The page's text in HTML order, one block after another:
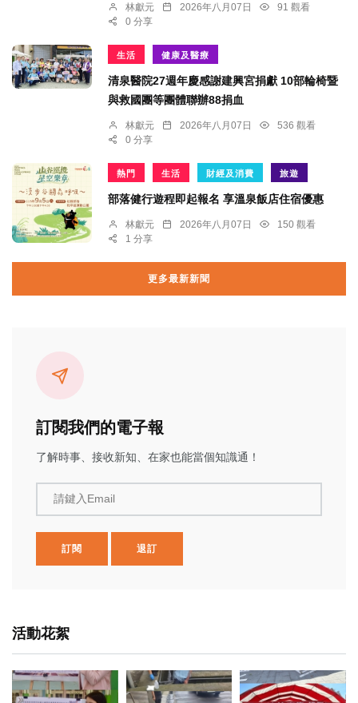
林獻元 2026年八月07日
91 觀看
0 分享
生活 健康及醫療
清泉醫院27週年慶感謝建興宮捐獻 10部輪椅暨
與救國團等團體聯辦88捐血
林獻元 2026年八月07日
536 觀看
0 分享
熱門 生活 財經及消費 旅遊
部落健行遊程即起報名 享溫泉飯店住宿優惠
林獻元 2026年八月07日
150 觀看
1 分享
更多最新新聞
訂閱我們的電子報
了解時事、接收新知、在家也能當個知識通！
請鍵入Email
訂閱 退訂
活動花絮